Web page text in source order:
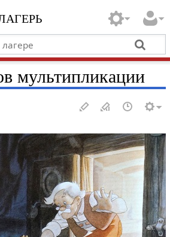
мультипликации